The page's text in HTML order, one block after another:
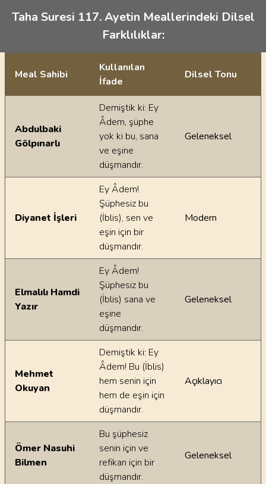
Taha Suresi 117. Ayetin Meallerindeki Dilsel
Farklılıklar:
Ayetin meallerindeki dilsel farklılıklar
Meal Sahibi
Kullanılan
İfade
Dilsel Tonu
Abdulbaki
Gölpınarlı
Demiştik ki: Ey
Âdem, şüphe
yok ki bu, sana
ve eşine
düşmandır.
Geleneksel
Diyanet İşleri
Ey Âdem!
Şüphesiz bu
(İblis), sen ve
eşin için bir
düşmandır.
Modern
Elmalılı Hamdi
Yazır
Ey Âdem!
Şüphesiz bu
(İblis) sana ve
eşine
düşmandır.
Geleneksel
Mehmet
Okuyan
Demiştik ki: Ey
Âdem! Bu (İblis)
hem senin için
hem de eşin için
düşmandır.
Açıklayıcı
Ömer Nasuhi
Bilmen
Bu şüphesiz
senin için ve
refikan için bir
düşmandır.
Geleneksel